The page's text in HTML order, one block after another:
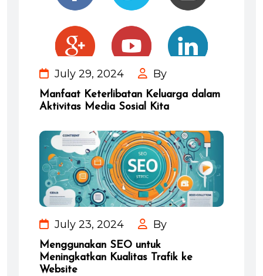
July 29, 2024 By
Manfaat Keterlibatan Keluarga dalam
Aktivitas Media Sosial Kita
July 23, 2024 By
Menggunakan SEO untuk
Meningkatkan Kualitas Trafik ke
Website